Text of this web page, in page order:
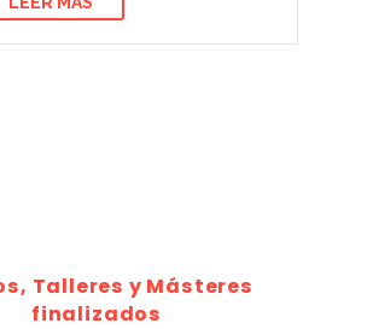
Talleres y Másteres
finalizados